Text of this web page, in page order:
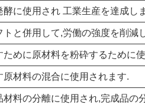
酵に使用され 工業生産を達成し
トと併用して,労働の強度を削減
ために原材料を粉砕するために
原材料の混合に使用されます.
材料の分離に使用され,完成品